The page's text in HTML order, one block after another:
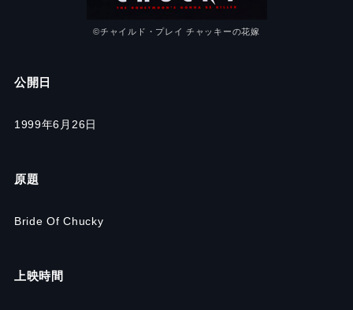
©チャイルド・プレイ チャッキーの花嫁
公開日
1999年6月26日
原題
Bride Of Chucky
上映時間